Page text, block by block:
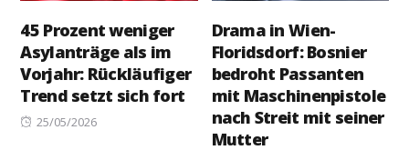
45 Prozent weniger
Asylanträge als im
Vorjahr: Rückläufiger
Trend setzt sich fort
Posted
25/05/2026
Drama in Wien-
Floridsdorf: Bosnier
bedroht Passanten
mit Maschinenpistole
nach Streit mit seiner
Mutter